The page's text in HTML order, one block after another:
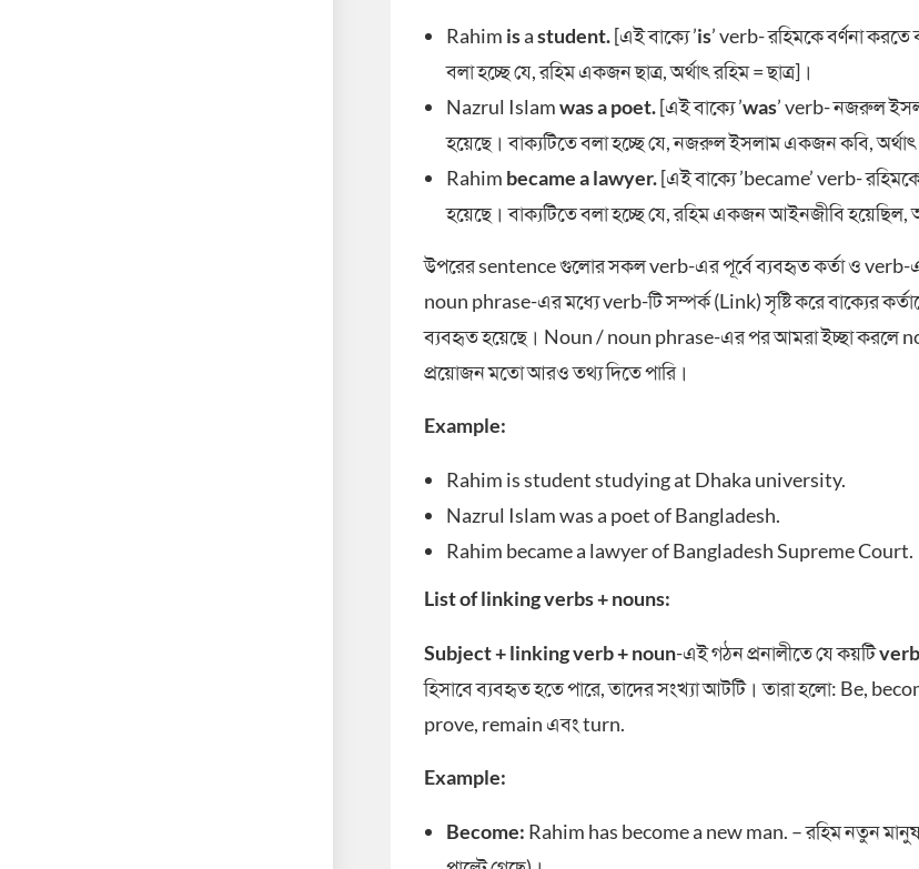
Rahim isastudent.[এই বাক্যে ’is’ verb- রহিমকে বর্ণনা
বলা হচ্ছে যে, রহিম একজন ছাত্র, অর্থাৎ রহিম = ছাত্র]।
Nazrul Islamwasa poet.[এই বাক্যে ’was’ verb- নজরুল
হয়েছে। বাক্যটিতে বলা হচ্ছে যে, নজরুল ইসলাম একজন কবি,
Rahim becamea lawyer.[এই বাক্যে ’became’ verb-
হয়েছে। বাক্যটিতে বলা হচ্ছে যে, রহিম একজন আইনজীবি হয়েছিল,
উপরের sentence গুলোর সকল verb-এর পূর্বে ব্যবহৃত কর্তা ও verb-
noun phrase-এর মধ্যে verb-টি সম্পর্ক (Link) সৃষ্টি করে বাক্যের
ব্যবহৃত হয়েছে। Noun / noun phrase-এর পর আমরা ইচ্ছা করলে
প্রয়োজন মতো আরও তথ্য দিতে পারি।
Example:
Rahim is student studying at Dhaka university.
Nazrul Islam was a poet of Bangladesh.
Rahim became a lawyer of Bangladesh Supreme Court.
List of linking verbs + nouns:
Subject + linking verb + noun-এই গঠন প্রনালীতে যে কয়টিverb
হিসাবে ব্যবহৃত হতে পারে, তাদের সংখ্যা আটটি। তারা হলো: Be,
prove, remain এবং turn.
Example:
Become: Rahim has become a new man. – রহিম নতুন মানুষ